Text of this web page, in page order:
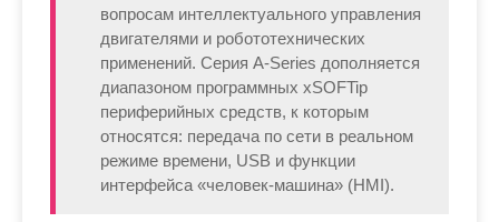
вопросам интеллектуального управления
двигателями и робототехнических
применений. Серия A-Series дополняется
диапазоном программных xSOFTip
периферийных средств, к которым
относятся: передача по сети в реальном
режиме времени, USB и функции
интерфейса «человек-машина» (HMI).